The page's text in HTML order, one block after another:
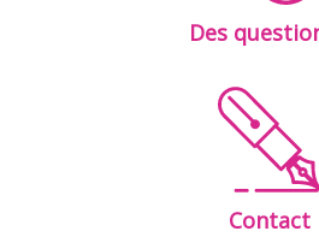
Des
Contact